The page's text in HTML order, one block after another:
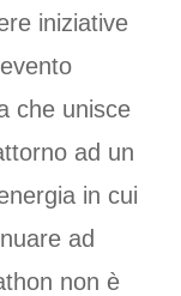
iniziative
che unisce
ad un
in cui
ad
non è